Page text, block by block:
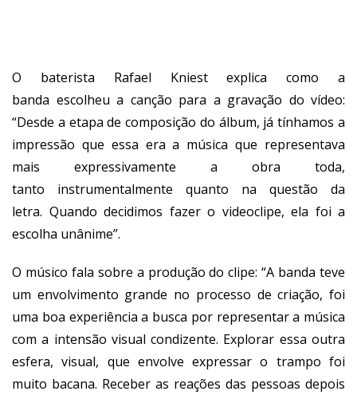
O baterista Rafael Kniest explica como a
banda escolheu a canção para a gravação do vídeo:
“Desde a etapa de composição do álbum, já tínhamos a
impressão que essa era a música que representava
mais expressivamente a obra toda,
tanto instrumentalmente quanto na questão da
letra. Quando decidimos fazer o videoclipe, ela foi a
escolha unânime”.
O músico fala sobre a produção do clipe: “A banda teve
um envolvimento grande no processo de criação, foi
uma boa experiência a busca por representar a música
com a intensão visual condizente. Explorar essa outra
esfera, visual, que envolve expressar o trampo foi
muito bacana. Receber as reações das pessoas depois